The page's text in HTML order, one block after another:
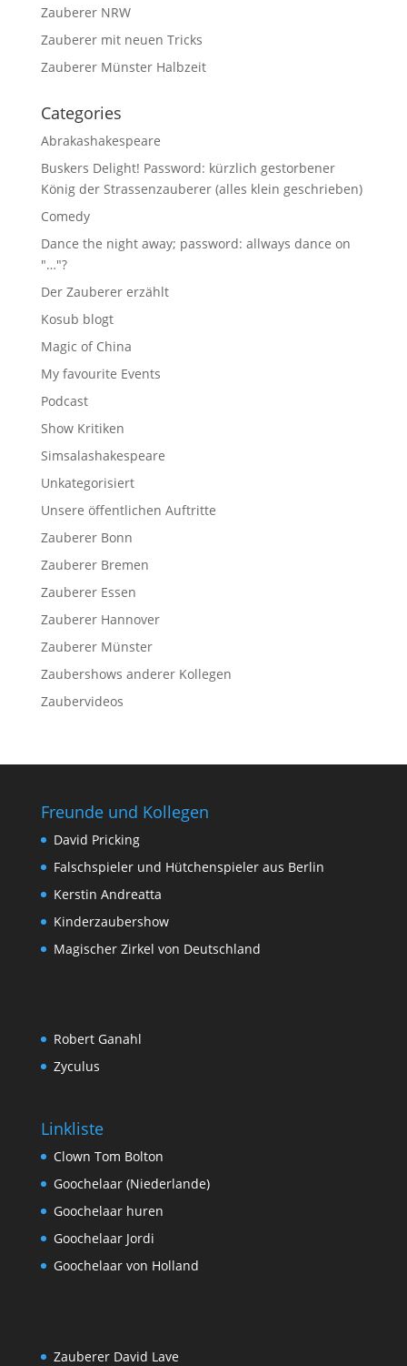
Zauberer NRW
Zauberer mit neuen Tricks
Zauberer Münster Halbzeit
Categories
Abrakashakespeare
Buskers Delight! Password: kürzlich gestorbener
König der Strassenzauberer (alles klein geschrieben)
Comedy
Dance the night away; password: allways dance on
"…"?
Der Zauberer erzählt
Kosub blogt
Magic of China
My favourite Events
Podcast
Show Kritiken
Simsalashakespeare
Unkategorisiert
Unsere öffentlichen Auftritte
Zauberer Bonn
Zauberer Bremen
Zauberer Essen
Zauberer Hannover
Zauberer Münster
Zaubershows anderer Kollegen
Zaubervideos
Freunde und Kollegen
David Pricking
Falschspieler und Hütchenspieler aus Berlin
Kerstin Andreatta
Kinderzaubershow
Magischer Zirkel von Deutschland
Robert Ganahl
Zyculus
Linkliste
Clown Tom Bolton
Goochelaar (Niederlande)
Goochelaar huren
Goochelaar Jordi
Goochelaar von Holland
Zauberer David Lave